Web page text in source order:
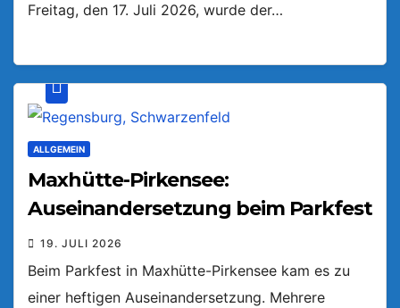
Freitag, den 17. Juli 2026, wurde der…
ALLGEMEIN
Maxhütte-Pirkensee:
Auseinandersetzung beim Parkfest
19. JULI 2026
Beim Parkfest in Maxhütte-Pirkensee kam es zu
einer heftigen Auseinandersetzung. Mehrere